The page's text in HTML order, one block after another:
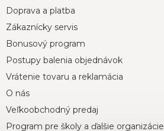
Doprava a platba
Zákaznícky servis
Bonusový program
Postupy balenia objednávok
Vrátenie tovaru a reklamácia
O nás
Veľkoobchodný predaj
Program pre školy a ďalšie organizácie